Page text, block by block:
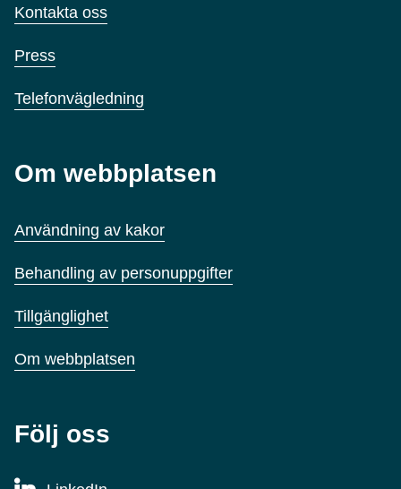
Kontakta oss
Press
Telefonvägledning
Om webbplatsen
Användning av kakor
Behandling av personuppgifter
Tillgänglighet
Om webbplatsen
Följ oss